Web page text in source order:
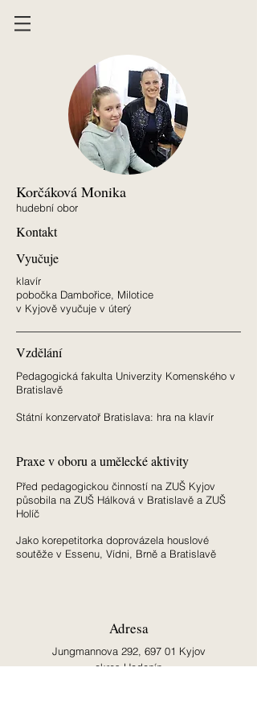
Korčáková Monika
hudební obor
Kontakt
Vyučuje
klavír
pobočka Dambořice, Milotice
v Kyjově vyučuje v úterý
Vzdělání
Pedagogická fakulta Univerzity Komenského v
Bratislavě
Státní konzervatoř Bratislava: hra na klavír
Praxe v oboru a umělecké aktivity
Před pedagogickou činností na ZUŠ Kyjov
působila na ZUŠ Hálková v Bratislavě a ZUŠ
Holíč
Jako korepetitorka doprovázela houslové
soutěže v Essenu, Vídni, Brně a Bratislavě
Adresa
Jungmannova 292, 697 01 Kyjov
okres Hodonín